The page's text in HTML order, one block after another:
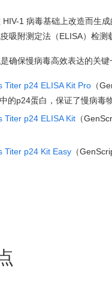
1 病毒基础上改造而生
吸附测定法（ELISA）检测
确保慢病毒高效表达的关
Titer p24 ELISA Kit Pro （
的p24蛋白，保证了慢病毒
Titer p24 ELISA Kit （
Titer p24 Kit Easy （